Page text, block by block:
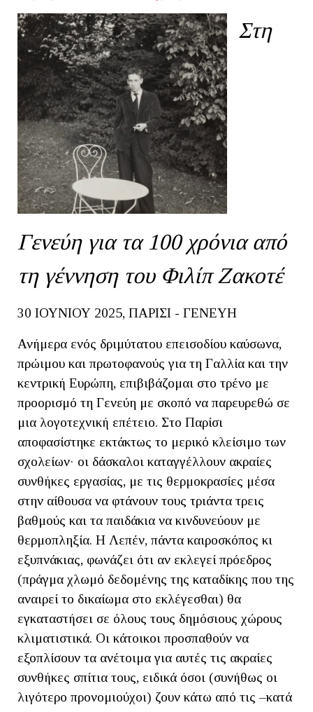
Στη
Γενεύη για τα 100 χρόνια από
τη γέννηση του Φιλίπ Ζακοτέ
30 ΙΟΥΝΙΟΥ 2025, ΠΑΡΙΣΙ - ΓΕΝΕΥΗ
Ανήμερα ενός δριμύτατου επεισοδίου καύσωνα,
πρώιμου και πρωτοφανούς για τη Γαλλία και την
κεντρική Ευρώπη, επιβιβάζομαι στο τρένο με
προορισμό τη Γενεύη με σκοπό να παρευρεθώ σε
μια λογοτεχνική επέτειο. Στο Παρίσι
αποφασίστηκε εκτάκτως το μερικό κλείσιμο των
σχολείων· οι δάσκαλοι καταγγέλλουν ακραίες
συνθήκες εργασίας, με τις θερμοκρασίες μέσα
στην αίθουσα να φτάνουν τους τριάντα τρεις
βαθμούς και τα παιδάκια να κινδυνεύουν με
θερμοπληξία. Η Λεπέν, πάντα καιροσκόπος κι
εξυπνάκιας, φωνάζει ότι αν εκλεγεί πρόεδρος
(πράγμα χλωμό δεδομένης της καταδίκης που της
αναιρεί το δικαίωμα στο εκλέγεσθαι) θα
εγκαταστήσει σε όλους τους δημόσιους χώρους
κλιματιστικά. Οι κάτοικοι προσπαθούν να
εξοπλίσουν τα ανέτοιμα για αυτές τις ακραίες
συνθήκες σπίτια τους, ειδικά όσοι (συνήθως οι
λιγότερο προνομιούχοι) ζουν κάτω από τις –κατά